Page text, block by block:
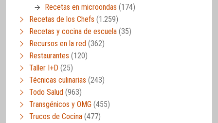
Recetas en microondas (174)
Recetas de los Chefs (1.259)
Recetas y cocina de escuela (35)
Recursos en la red (362)
Restaurantes (120)
Taller I+D (25)
Técnicas culinarias (243)
Todo Salud (963)
Transgénicos y OMG (455)
Trucos de Cocina (477)